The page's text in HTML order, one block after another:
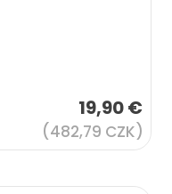
19,90 €
(482,79 CZK)